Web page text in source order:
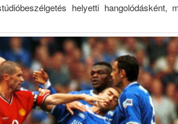
helyetti hangolódásként,